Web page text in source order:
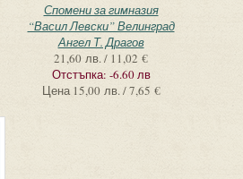
Спомени за гимназия
“Васил Левски” Велинград
Ангел Т. Драгов
21,60 лв. / 11,02 €
Отстъпка: -6.60 лв
Цена 15,00 лв. / 7,65 €